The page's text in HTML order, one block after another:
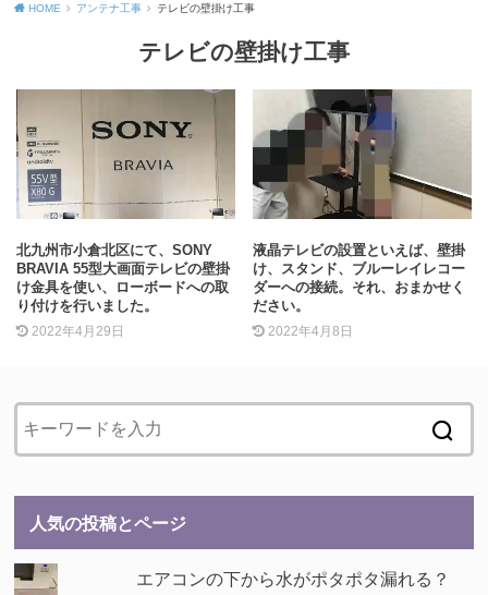
HOME アンテナ工事 テレビの壁掛け工事
テレビの壁掛け工事
北九州市小倉北区にて、SONY
BRAVIA 55型大画面テレビの壁掛
け金具を使い、ローボードへの取
り付けを行いました。
2022年4月29日
液晶テレビの設置といえば、壁掛
け、スタンド、ブルーレイレコー
ダーへの接続。それ、おまかせく
ださい。
2022年4月8日
人気の投稿とページ
エアコンの下から水がポタポタ漏れる？